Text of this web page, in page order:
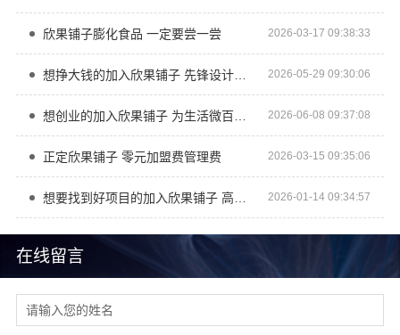
在线留言
欣果铺子膨化食品 一定要尝一尝 2026-03-17 09:38:33
想挣大钱的加入欣果铺子 先锋设计团队研发 2026-05-29 09:30:06
想创业的加入欣果铺子 为生活微百货盈利做加法 2026-06-08 09:37:08
正定欣果铺子 零元加盟费管理费 2026-03-15 09:35:06
想要找到好项目的加入欣果铺子 高客源聚集商圈 2026-01-14 09:34:57